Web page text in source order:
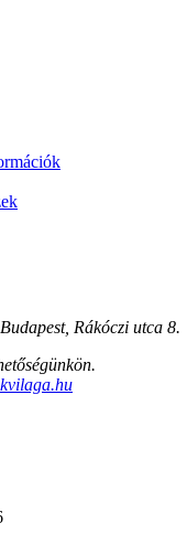
Rákóczi utca 8.